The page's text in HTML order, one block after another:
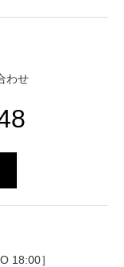
わせ
18:00］